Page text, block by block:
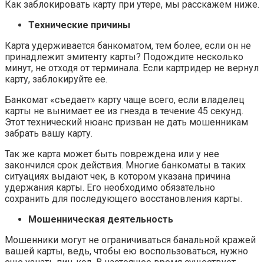
Как заблокировать карту при утере, мы расскажем ниже.
Технические причины
Карта удерживается банкоматом, тем более, если он не
принадлежит эмитенту карты? Подождите несколько
минут, не отходя от терминала. Если картридер не вернул
карту, заблокируйте ее.
Банкомат «съедает» карту чаще всего, если владелец
карты не вынимает ее из гнезда в течение 45 секунд.
Этот технический нюанс призван не дать мошенникам
забрать вашу карту.
Так же карта может быть повреждена или у нее
закончился срок действия. Многие банкоматы в таких
ситуациях выдают чек, в котором указана причина
удержания карты. Его необходимо обязательно
сохранить для последующего восстановления карты.
Мошенническая деятельность
Мошенники могут не ограничиваться банальной кражей
вашей карты, ведь, чтобы ею воспользоваться, нужно